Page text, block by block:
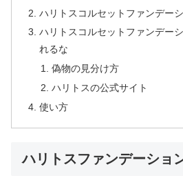
ハリトスコルセットファンデー
ハリトスコルセットファンデー
れるな
偽物の見分け方
ハリトスの公式サイト
使い方
ハリトスファンデーショ